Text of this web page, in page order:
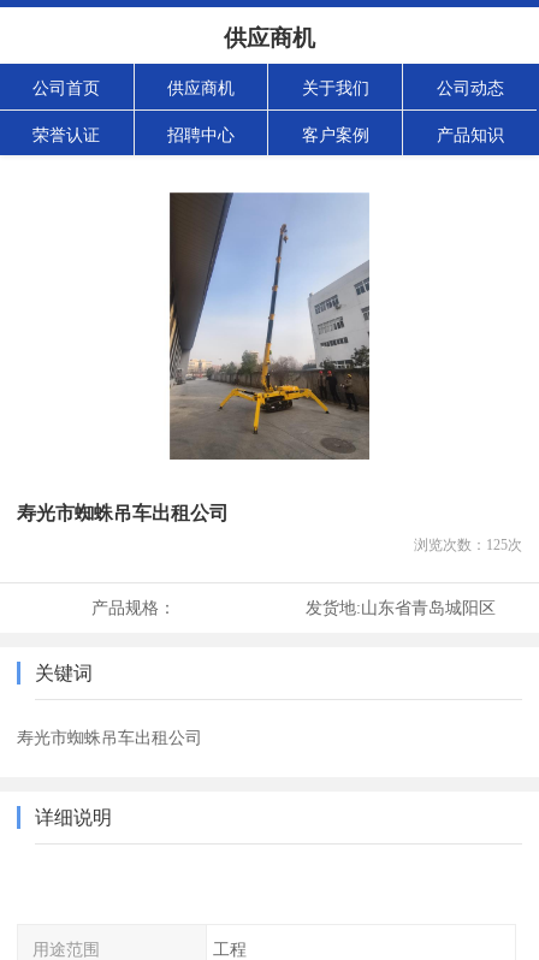
供应商机
公司首页 供应商机 关于我们 公司动态
荣誉认证 招聘中心 客户案例 产品知识
寿光市蜘蛛吊车出租公司
浏览次数： 125次
产品规格： 发货地:山东省青岛城阳区
关键词
寿光市蜘蛛吊车出租公司
详细说明
用途范围 工程